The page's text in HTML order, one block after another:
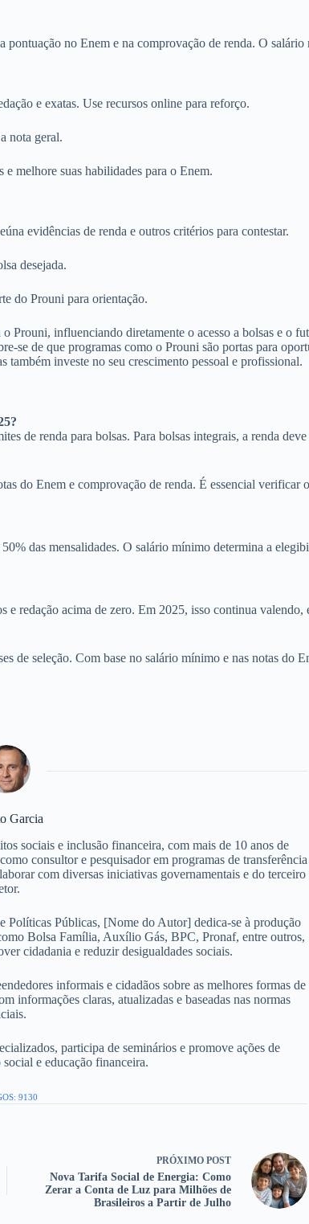
pontuação no Enem e na comprovação de renda. O
e exatas. Use recursos online para reforço.
nota geral.
melhore suas habilidades para o Enem.
evidências de renda e outros critérios para contestar.
desejada.
do Prouni para orientação.
Prouni, influenciando diretamente o acesso a bolsas e o
se de que programas como o Prouni são portas para
também investe no seu crescimento pessoal e profissional.
de renda para bolsas. Para bolsas integrais, a renda
do Enem e comprovação de renda. É essencial verificar
das mensalidades. O salário mínimo determina a
redação acima de zero. Em 2025, isso continua
de seleção. Com base no salário mínimo e nas notas
Garcia
sociais e inclusão financeira, com mais de 10 anos de
consultor e pesquisador em programas de transferência
com diversas iniciativas governamentais e do terceiro
Políticas Públicas, [Nome do Autor] dedica-se à produção
Bolsa Família, Auxílio Gás, BPC, Pronaf, entre outros,
cidadania e reduzir desigualdades sociais.
informais e cidadãos sobre as melhores formas de
informações claras, atualizadas e baseadas nas normas
participa de seminários e promove ações de
e educação financeira.
9130
PRÓXIMO POST
Nova Tarifa Social de Energia: Como
Zerar a Conta de Luz para Milhões de
Brasileiros a Partir de Julho